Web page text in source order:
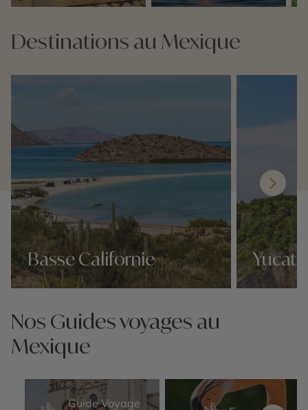
Destinations au Mexique
Basse Californie
Nos Guides voyages au
Mexique
Guide Voyage